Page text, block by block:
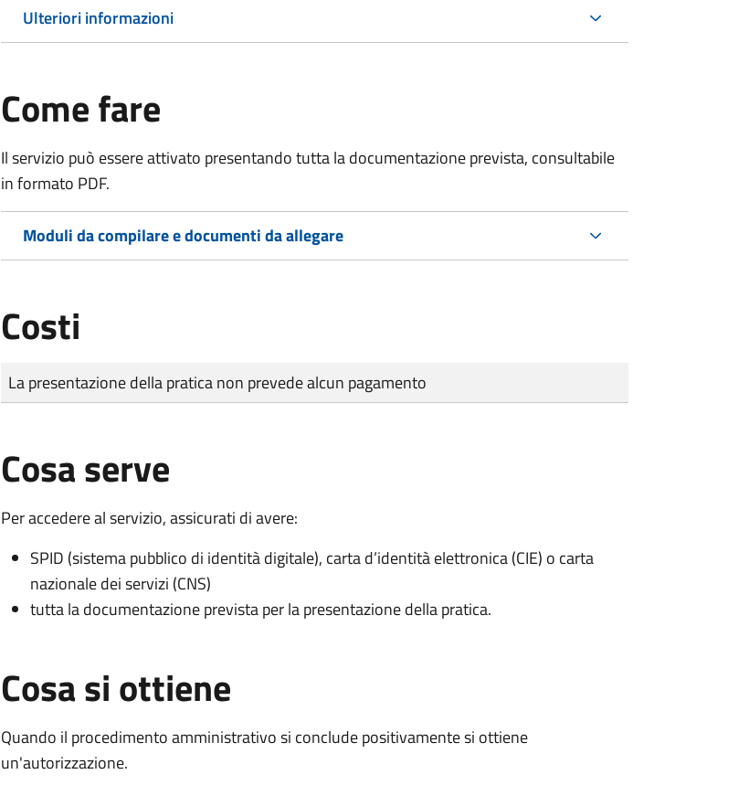
Ulteriori informazioni
Come fare
Il servizio può essere attivato presentando tutta la documentazione prevista, consultabile
in formato PDF.
Moduli da compilare e documenti da allegare
Costi
Tipo di pagamento
Importo
La presentazione della pratica non prevede alcun pagamento
Cosa serve
Per accedere al servizio, assicurati di avere:
SPID (sistema pubblico di identità digitale), carta d’identità elettronica (CIE) o carta
nazionale dei servizi (CNS)
tutta la documentazione prevista per la presentazione della pratica.
Cosa si ottiene
Quando il procedimento amministrativo si conclude positivamente si ottiene
un'autorizzazione.